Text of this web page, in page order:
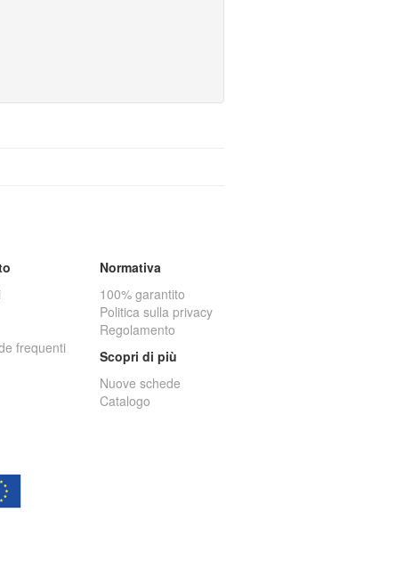
frequenti
Normativa
100% garantito
Politica sulla privacy
Regolamento
Scopri di più
Nuove schede
Catalogo